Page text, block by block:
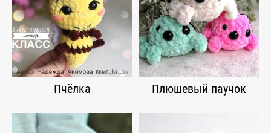
Пчёлка Плюшевый паучок